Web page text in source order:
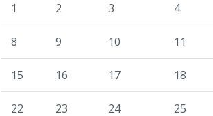
1 2 3 4
8 9 10 11
15 16 17 18
22 23 24 25